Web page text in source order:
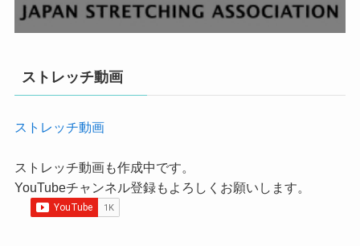
ストレッチ動画
ストレッチ動画
ストレッチ動画も作成中です。
YouTubeチャンネル登録もよろしくお願いします。